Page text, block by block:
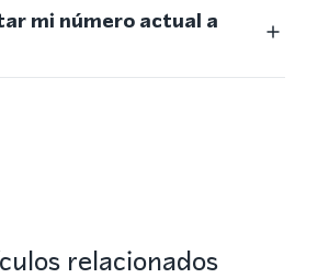
mi número actual a
relacionados